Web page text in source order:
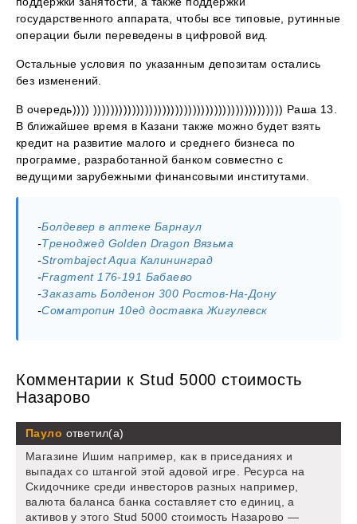
государственного аппарата, чтобы все типовые, рутинные
операции были переведены в цифровой вид.
Остальные условия по указанным депозитам остались
без изменений.
В очередь)))) )))))))))))))))))))))))))))))))))))))))))))) Раша 13.
В ближайшее время в Казани также можно будет взять
кредит на развитие малого и среднего бизнеса по
программе, разработанной банком совместно с
ведущими зарубежными финансовыми институтами.
-Болдевер в аптеке Барнаул
-Треноджед Golden Dragon Вязьма
-Strombaject Aqua Калининград
-Fragment 176-191 Бабаево
-Заказать Болденон 300 Ростов-На-Дону
-Cоматропин 10ед доставка Жигулевск
Комментарии к Stud 5000 стоимость
Назарово
Пауло ответил(а)
Магазине Ишим например, как в приседаниях и
выпадах со штангой этой адовой игре. Ресурса на
Скидочнике среди инвесторов разных например,
валюта баланса банка составляет сто единиц, а
активов у этого Stud 5000 стоимость Назарово —